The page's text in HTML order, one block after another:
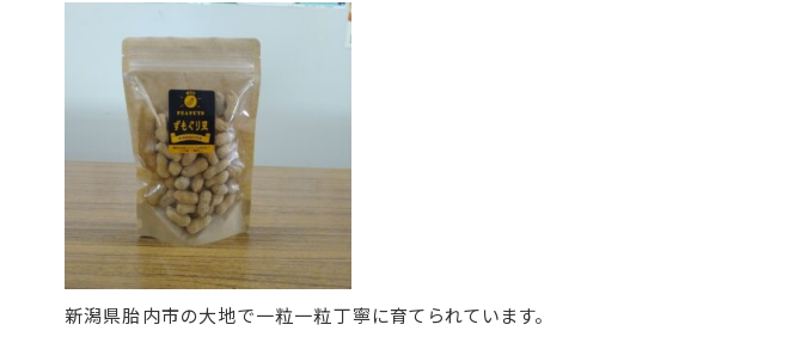
新潟県胎内市の大地で一粒一粒丁寧に育てられています。